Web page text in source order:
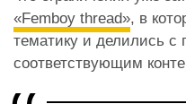
«Femboy thread», в
тематику и делились с
соответствующим